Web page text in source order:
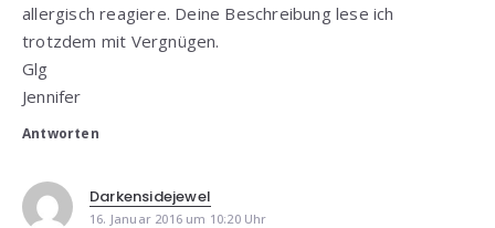
allergisch reagiere. Deine Beschreibung lese ich
trotzdem mit Vergnügen.
Glg
Jennifer
Antworten
Darkensidejewel
16. Januar 2016 um 10:20 Uhr